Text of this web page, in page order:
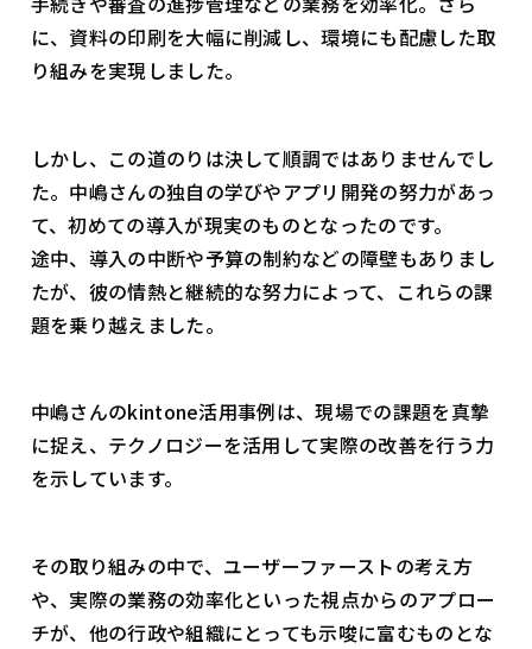
に、資料の印刷を大幅に削減し、環境にも配慮した取
り組みを実現しました。
しかし、この道のりは決して順調ではありませんでし
た。中嶋さんの独自の学びやアプリ開発の努力があっ
て、初めての導入が現実のものとなったのです。
途中、導入の中断や予算の制約などの障壁もありまし
たが、彼の情熱と継続的な努力によって、これらの課
題を乗り越えました。
中嶋さんのkintone活用事例は、現場での課題を真摯
に捉え、テクノロジーを活用して実際の改善を行う力
を示しています。
その取り組みの中で、ユーザーファーストの考え方
や、実際の業務の効率化といった視点からのアプロー
チが、他の行政や組織にとっても示唆に富むものとな